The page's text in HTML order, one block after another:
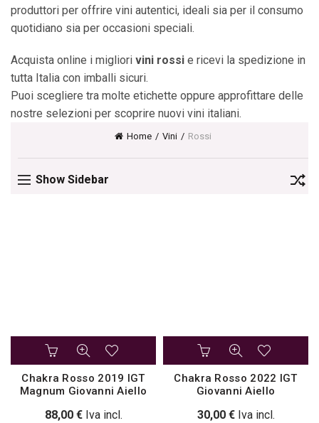
produttori per offrire vini autentici, ideali sia per il consumo
quotidiano sia per occasioni speciali.
Acquista online i migliori vini rossi e ricevi la spedizione in
tutta Italia con imballi sicuri.
Puoi scegliere tra molte etichette oppure approfittare delle
nostre selezioni per scoprire nuovi vini italiani.
Home Vini Rossi
Show Sidebar
Chakra Rosso 2019 IGT
Magnum Giovanni Aiello
88,00 € Iva incl.
Chakra Rosso 2022 IGT
Giovanni Aiello
30,00 € Iva incl.